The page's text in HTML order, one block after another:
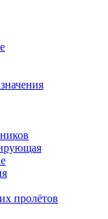
пролётов